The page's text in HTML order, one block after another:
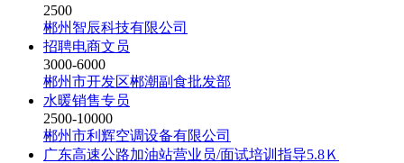
2500
郴州智辰科技有限公司
招聘电商文员
3000-6000
郴州市开发区郴潮副食批发部
水暖销售专员
2500-10000
郴州市利辉空调设备有限公司
广东高速公路加油站营业员/面试培训指导5.8Ｋ